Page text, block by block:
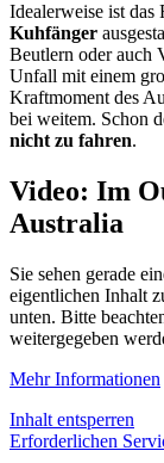
Idealerweise ist das
Kuhfänger
Beutlern oder auch
Unfall mit einem
Kraftmoment des
bei weitem. Schon
nicht zu fahren.
Video: Im
Australia
Sie sehen gerade
eigentlichen Inhalt
unten. Bitte
weitergegeben
Mehr Informationen
Inhalt entsperren
Erforderlichen